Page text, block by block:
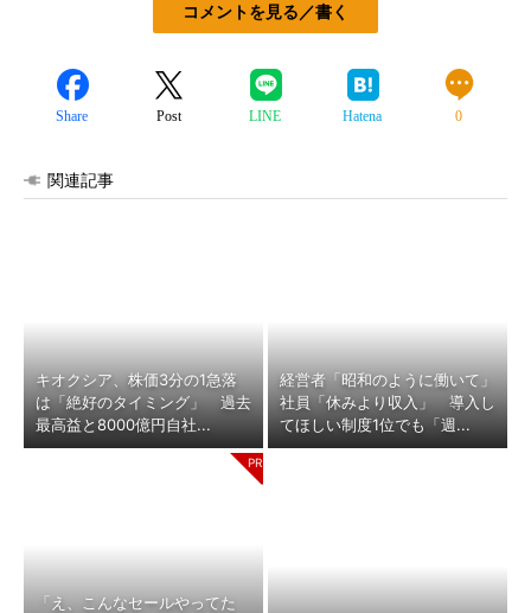
コメントを見る／書く
Share Post LINE Hatena 0
関連記事
キオクシア、株価3分の1急落
は「絶好のタイミング」 過去
最高益と8000億円自社...
経営者「昭和のように働いて」
社員「休みより収入」 導入し
てほしい制度1位でも「週...
「え、こんなセールやってた